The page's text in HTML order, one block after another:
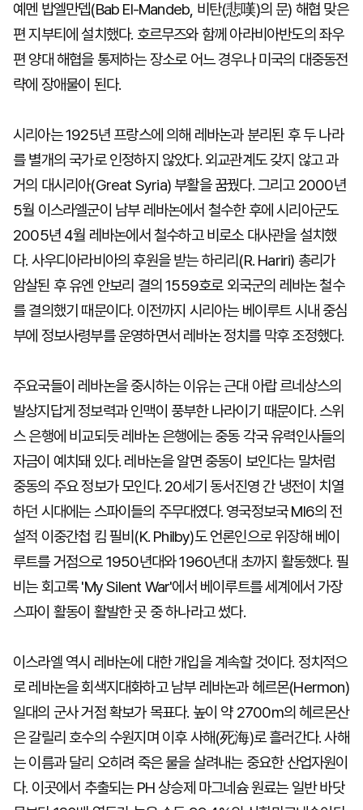
예멘 밥엘만뎁(Bab El-Mandeb, 비탄(悲嘆)의 문) 해협 맞은
편 지부티에 설치했다. 호르무즈와 함께 아라비아반도의 좌우
편 양대 해협을 통제하는 장소로 어느 경우나 미국의 대중동전
략에 장애물이 된다.
시리아는 1925년 프랑스에 의해 레바논과 분리된 후 두 나라
를 별개의 국가로 인정하지 않았다. 외교관계도 갖지 않고 과
거의 대시리아(Great Syria) 부활을 꿈꿨다. 그리고 2000년
5월 이스라엘군이 남부 레바논에서 철수한 후에 시리아군도
2005년 4월 레바논에서 철수하고 비로소 대사관을 설치했
다. 사우디아라비아의 후원을 받는 하리리(R. Hariri) 총리가
암살된 후 유엔 안보리 결의 1559호로 외국군의 레바논 철수
를 결의했기 때문이다. 이전까지 시리아는 베이루트 시내 중심
부에 정보사령부를 운영하면서 레바논 정치를 막후 조정했다.
주요국들이 레바논을 중시하는 이유는 근대 아랍 르네상스의
발상지답게 정보력과 인맥이 풍부한 나라이기 때문이다. 스위
스 은행에 비교되듯 레바논 은행에는 중동 각국 유력인사들의
자금이 예치돼 있다. 레바논을 알면 중동이 보인다는 말처럼
중동의 주요 정보가 모인다. 20세기 동서진영 간 냉전이 치열
하던 시대에는 스파이들의 주무대였다. 영국정보국 MI6의 전
설적 이중간첩 킴 필비(K. Philby)도 언론인으로 위장해 베이
루트를 거점으로 1950년대와 1960년대 초까지 활동했다. 필
비는 회고록 'My Silent War'에서 베이루트를 세계에서 가장
스파이 활동이 활발한 곳 중 하나라고 썼다.
이스라엘 역시 레바논에 대한 개입을 계속할 것이다. 정치적으
로 레바논을 회색지대화하고 남부 레바논과 헤르몬(Hermon)
일대의 군사 거점 확보가 목표다. 높이 약 2700m의 헤르몬산
은 갈릴리 호수의 수원지며 이후 사해(死海)로 흘러간다. 사해
는 이름과 달리 오히려 죽은 물을 살려내는 중요한 산업자원이
다. 이곳에서 추출되는 PH 상승제 마그네슘 원료는 일반 바닷